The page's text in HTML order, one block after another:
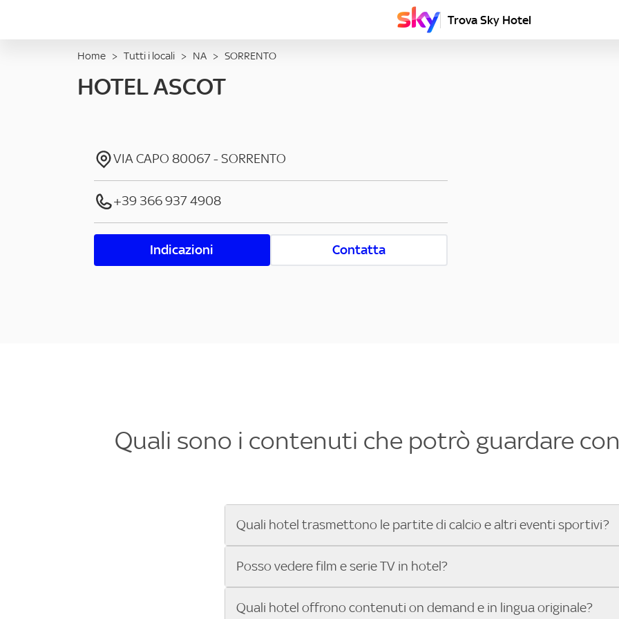
Trova Sky Hotel
Home > Tutti i locali > NA > SORRENTO
HOTEL ASCOT
VIA CAPO 80067- SORRENTO
+39 366 937 4908
Indicazioni Contatta
Quali sono i contenuti che potrò guardare
Quali hotel trasmettono le partite di calcio e altri eventi sportivi?
Se cerchi un hotel dove poter vedere le partite di Serie A, UEFA Champions
che trasmette gli eventi sportivi.
Posso vedere film e serie TV in hotel?
Sì, gli hotel che hanno Sky in camera offrono una vasta selezione di film
Quali hotel offrono contenuti on demand e in lingua originale?